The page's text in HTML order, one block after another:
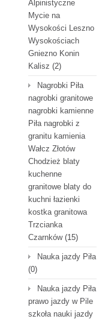
Alpinistyczne
Mycie na
Wysokości Leszno
Wysokościach
Gniezno Konin
Kalisz (2)
Nagrobki Piła
nagrobki granitowe
nagrobki kamienne
Piła nagrobki z
granitu kamienia
Wałcz Złotów
Chodzież blaty
kuchenne
granitowe blaty do
kuchni łazienki
kostka granitowa
Trzcianka
Czarnków(15)
Nauka jazdy Piła
(0)
Nauka jazdy Piła
prawo jazdy w Pile
szkoła nauki jazdy